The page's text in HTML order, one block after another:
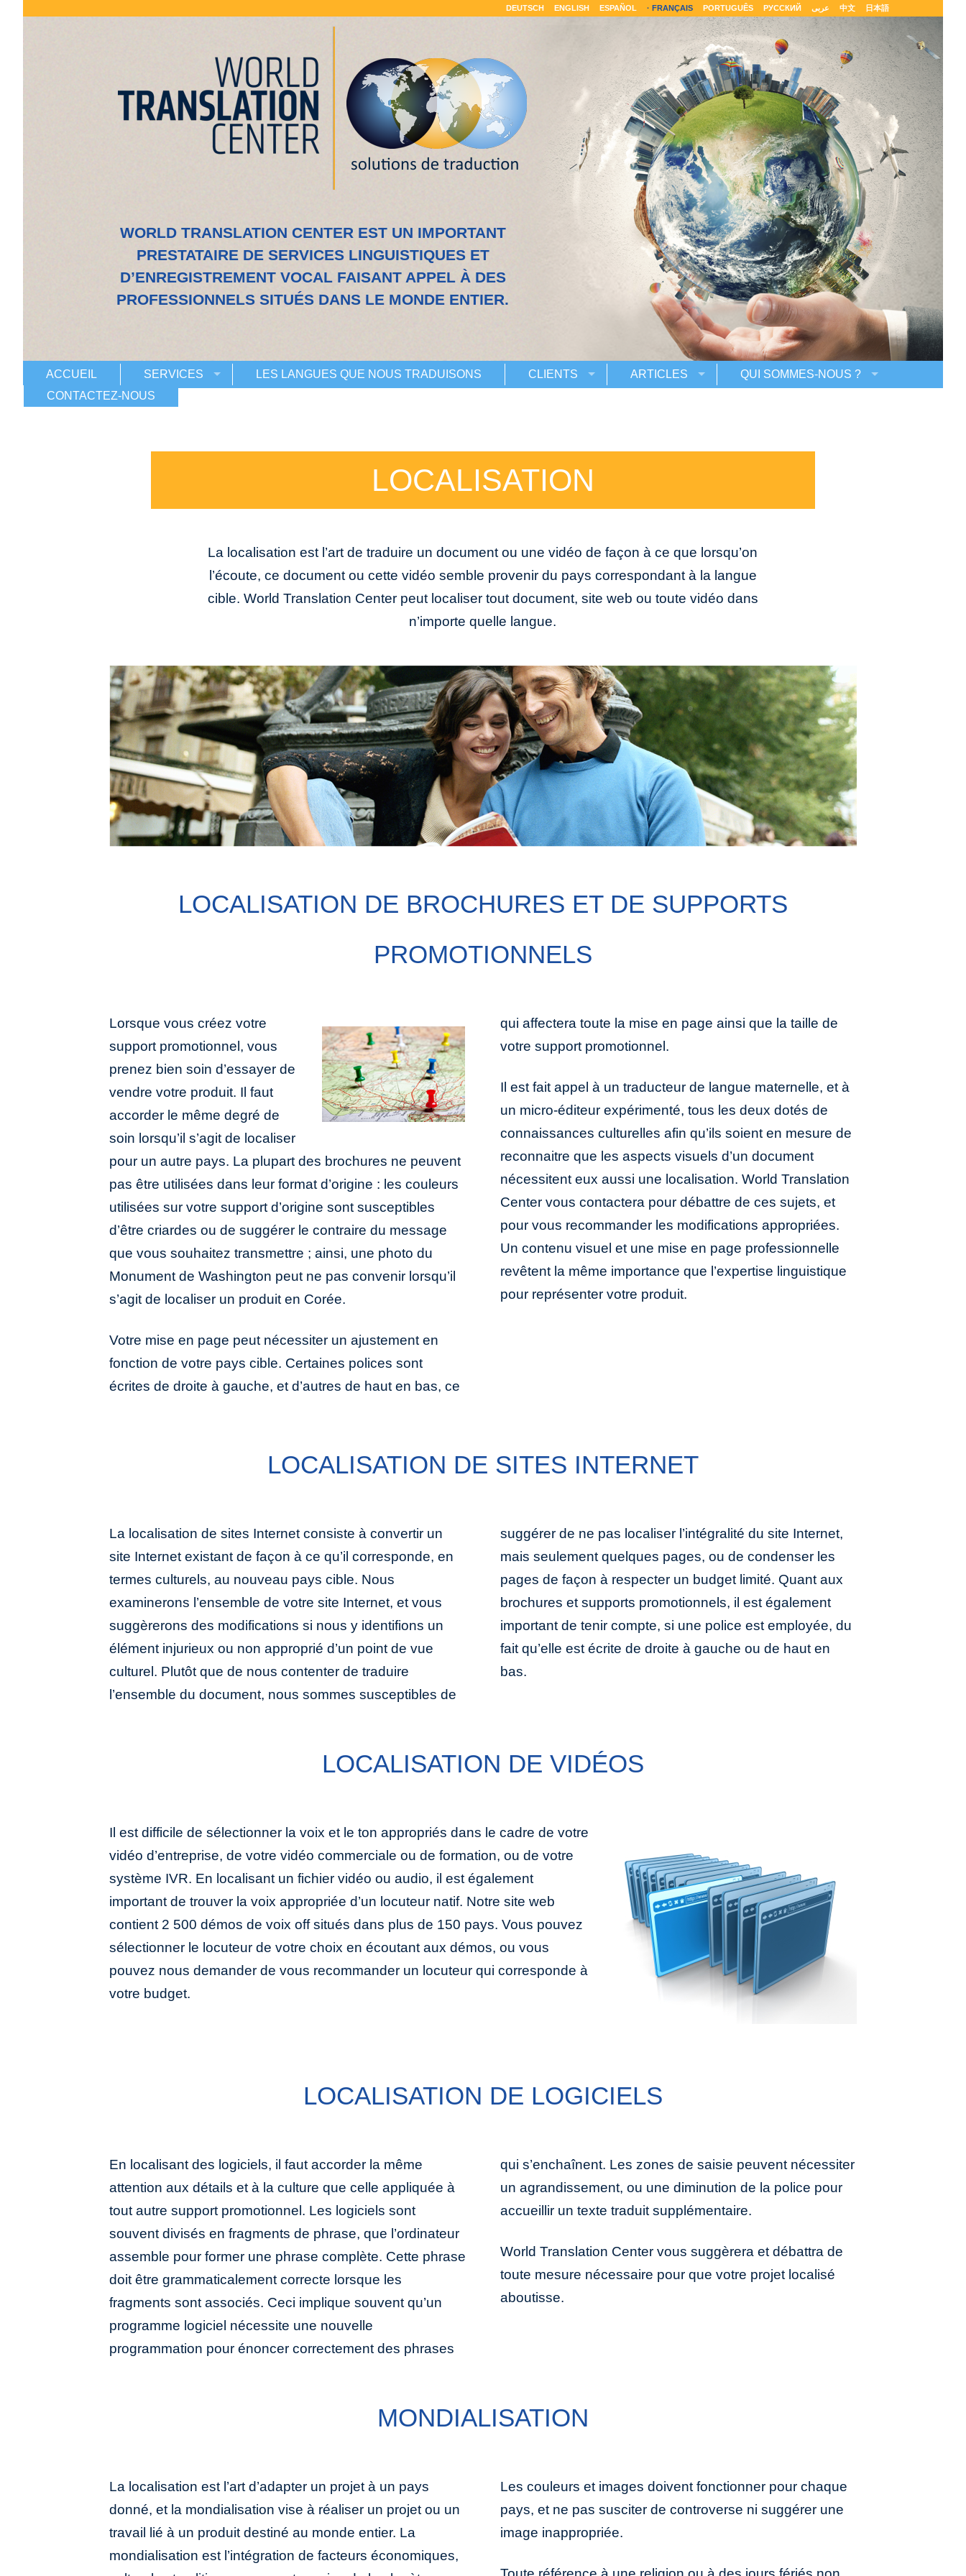
DEUTSCH ENGLISH ESPAÑOL FRANÇAIS PORTUGUÊS РУССКИЙ عربى 中文 日本語
WORLD TRANSLATION CENTER EST UN IMPORTANT
PRESTATAIRE DE SERVICES LINGUISTIQUES ET
D’ENREGISTREMENT VOCAL FAISANT APPEL À DES
PROFESSIONNELS SITUÉS DANS LE MONDE ENTIER.
ACCUEIL SERVICES LES LANGUES QUE NOUS TRADUISONS CLIENTS ARTICLES
QUI SOMMES-NOUS ?
CONTACTEZ-NOUS
LOCALISATION
La localisation est l’art de traduire un document ou une vidéo de façon à ce que lorsqu’on
l’écoute, ce document ou cette vidéo semble provenir du pays correspondant à la langue
cible. World Translation Center peut localiser tout document, site web ou toute vidéo dans
n’importe quelle langue.
LOCALISATION DE BROCHURES ET DE SUPPORTS
PROMOTIONNELS
Lorsque vous créez votre
support promotionnel, vous
prenez bien soin d’essayer de
vendre votre produit. Il faut
accorder le même degré de
soin lorsqu’il s’agit de localiser
pour un autre pays. La plupart des brochures ne peuvent
pas être utilisées dans leur format d’origine : les couleurs
utilisées sur votre support d’origine sont susceptibles
d’être criardes ou de suggérer le contraire du message
que vous souhaitez transmettre ; ainsi, une photo du
Monument de Washington peut ne pas convenir lorsqu’il
s’agit de localiser un produit en Corée.
Votre mise en page peut nécessiter un ajustement en
fonction de votre pays cible. Certaines polices sont
écrites de droite à gauche, et d’autres de haut en bas, ce
qui affectera toute la mise en page ainsi que la taille de
votre support promotionnel.
Il est fait appel à un traducteur de langue maternelle, et à
un micro-éditeur expérimenté, tous les deux dotés de
connaissances culturelles afin qu’ils soient en mesure de
reconnaitre que les aspects visuels d’un document
nécessitent eux aussi une localisation. World Translation
Center vous contactera pour débattre de ces sujets, et
pour vous recommander les modifications appropriées.
Un contenu visuel et une mise en page professionnelle
revêtent la même importance que l’expertise linguistique
pour représenter votre produit.
LOCALISATION DE SITES INTERNET
La localisation de sites Internet consiste à convertir un
site Internet existant de façon à ce qu’il corresponde, en
termes culturels, au nouveau pays cible. Nous
examinerons l’ensemble de votre site Internet, et vous
suggèrerons des modifications si nous y identifions un
élément injurieux ou non approprié d’un point de vue
culturel. Plutôt que de nous contenter de traduire
l’ensemble du document, nous sommes susceptibles de
suggérer de ne pas localiser l’intégralité du site Internet,
mais seulement quelques pages, ou de condenser les
pages de façon à respecter un budget limité. Quant aux
brochures et supports promotionnels, il est également
important de tenir compte, si une police est employée, du
fait qu’elle est écrite de droite à gauche ou de haut en
bas.
LOCALISATION DE VIDÉOS
Il est difficile de sélectionner la voix et le ton appropriés dans le cadre de votre
vidéo d’entreprise, de votre vidéo commerciale ou de formation, ou de votre
système IVR. En localisant un fichier vidéo ou audio, il est également
important de trouver la voix appropriée d’un locuteur natif. Notre site web
contient 2 500 démos de voix off situés dans plus de 150 pays. Vous pouvez
sélectionner le locuteur de votre choix en écoutant aux démos, ou vous
pouvez nous demander de vous recommander un locuteur qui corresponde à
votre budget.
LOCALISATION DE LOGICIELS
En localisant des logiciels, il faut accorder la même
attention aux détails et à la culture que celle appliquée à
tout autre support promotionnel. Les logiciels sont
souvent divisés en fragments de phrase, que l’ordinateur
assemble pour former une phrase complète. Cette phrase
doit être grammaticalement correcte lorsque les
fragments sont associés. Ceci implique souvent qu’un
programme logiciel nécessite une nouvelle
programmation pour énoncer correctement des phrases
qui s’enchaînent. Les zones de saisie peuvent nécessiter
un agrandissement, ou une diminution de la police pour
accueillir un texte traduit supplémentaire.
World Translation Center vous suggèrera et débattra de
toute mesure nécessaire pour que votre projet localisé
aboutisse.
MONDIALISATION
La localisation est l’art d’adapter un projet à un pays
donné, et la mondialisation vise à réaliser un projet ou un
travail lié à un produit destiné au monde entier. La
mondialisation est l’intégration de facteurs économiques,
Les couleurs et images doivent fonctionner pour chaque
pays, et ne pas susciter de controverse ni suggérer une
image inappropriée.